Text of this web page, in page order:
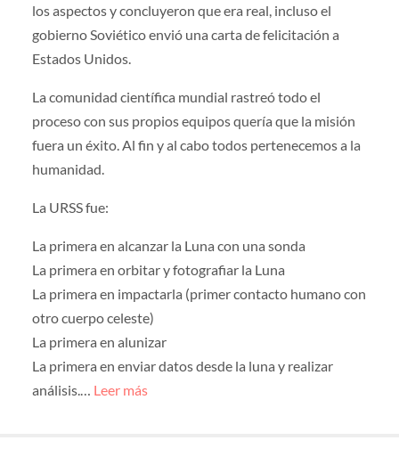
los aspectos y concluyeron que era real, incluso el
gobierno Soviético envió una carta de felicitación a
Estados Unidos.
La comunidad científica mundial rastreó todo el
proceso con sus propios equipos quería que la misión
fuera un éxito. Al fin y al cabo todos pertenecemos a la
humanidad.
La URSS fue:
La primera en alcanzar la Luna con una sonda
La primera en orbitar y fotografiar la Luna
La primera en impactarla (primer contacto humano con
otro cuerpo celeste)
La primera en alunizar
La primera en enviar datos desde la luna y realizar
análisis.… Leer más